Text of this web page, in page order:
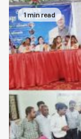
1 min read